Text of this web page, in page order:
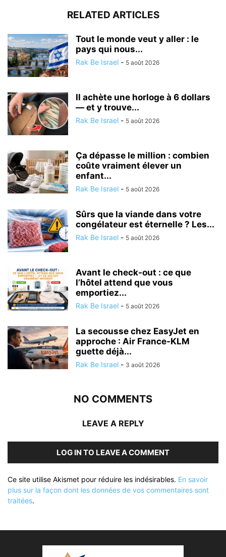
RELATED ARTICLES
Tout le monde veut y aller : le
pays qui nous...
Rak Be Israel - 5 août 2026
Il achète une horloge à 6 dollars
— et y trouve...
Rak Be Israel - 5 août 2026
Ça dépasse le million : combien
coûte vraiment élever un
enfant...
Rak Be Israel - 5 août 2026
Sûrs que la viande dans votre
congélateur est éternelle ? Les...
Rak Be Israel - 5 août 2026
Avant le check-out : ce que
l’hôtel attend que vous
emportiez...
Rak Be Israel - 5 août 2026
La secousse chez EasyJet en
approche : Air France-KLM
guette déjà...
Rak Be Israel - 3 août 2026
NO COMMENTS
LEAVE A REPLY
LOG IN TO LEAVE A COMMENT
Ce site utilise Akismet pour réduire les indésirables. En savoir
plus sur la façon dont les données de vos commentaires sont
traitées.